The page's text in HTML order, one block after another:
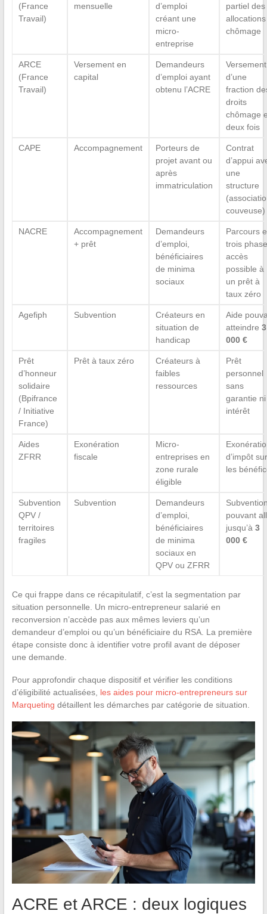
(France
Travail)
mensuelle
d’emploi
créant une
micro-
entreprise
partiel des
allocations
chômage
ARCE
(France
Travail)
Versement en
capital
Demandeurs
d’emploi ayant
obtenu l’ACRE
Versement
d’une
fraction
droits
chômage
deux fois
CAPE Accompagnement
Porteurs de
projet avant ou
après
immatriculation
Contrat
d’appui
une
structure
couveuse)
NACRE
Accompagnement
+ prêt
Demandeurs
d’emploi,
bénéficiaires
de minima
sociaux
Parcours
trois
accès
possible à
un prêt à
taux zéro
Agefiph Subvention
Créateurs en
situation de
handicap
Aide
atteindre 3
000 €
Prêt
d’honneur
solidaire
(Bpifrance
/ Initiative
France)
Prêt à taux zéro
Créateurs à
faibles
ressources
Prêt
personnel
sans
garantie ni
intérêt
Aides
ZFRR
Exonération
fiscale
Micro-
entreprises en
zone rurale
éligible
d’impôt sur
les
Subvention
QPV /
territoires
fragiles
Subvention
Demandeurs
d’emploi,
bénéficiaires
de minima
sociaux en
QPV ou ZFRR
pouvant
jusqu’à 3
000 €
Ce qui frappe dans ce récapitulatif, c’est la segmentation par
situation personnelle. Un micro-entrepreneur salarié en
reconversion n’accède pas aux mêmes leviers qu’un
demandeur d’emploi ou qu’un bénéficiaire du RSA. La première
étape consiste donc à identifier votre profil avant de déposer
une demande.
Pour approfondir chaque dispositif et vérifier les conditions
d’éligibilité actualisées, les aides pour micro-entrepreneurs sur
Marqueting détaillent les démarches par catégorie de situation.
ACRE et ARCE : deux logiques